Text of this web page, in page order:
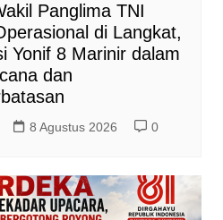
Panglima TNI
di Langkat,
Yonif 8 Marinir dalam
dan
8 Agustus 2026 0